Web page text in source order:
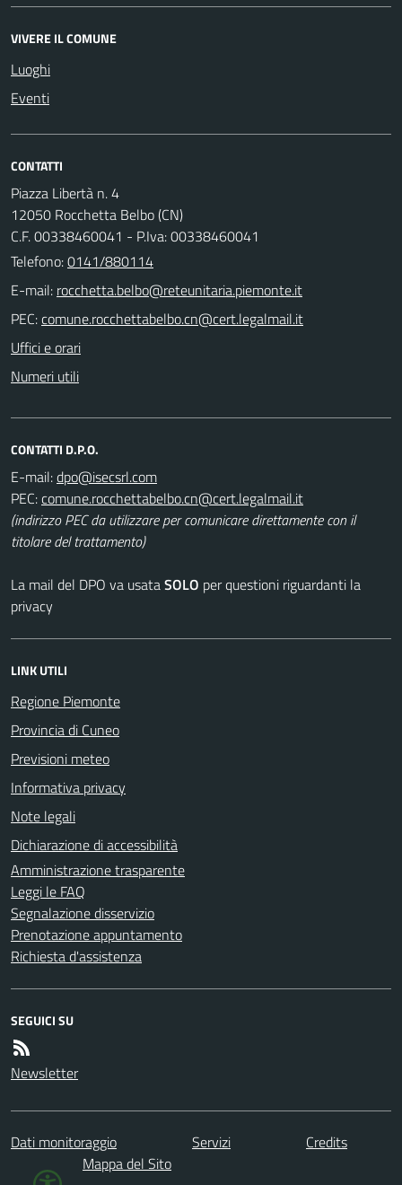
VIVERE IL COMUNE
Luoghi
Eventi
CONTATTI
Piazza Libertà n. 4
12050 Rocchetta Belbo (CN)
C.F. 00338460041 - P.Iva: 00338460041
Telefono:0141/880114
E-mail:
PEC:
Uffici e orari
Numeri utili
CONTATTI D.P.O.
E-mail:
PEC:
(indirizzo PEC da utilizzare per comunicare direttamente con il
titolare del trattamento)
La mail del DPO va usataSOLO per questioni riguardanti la
privacy
LINK UTILI
Regione Piemonte
Provincia di Cuneo
Previsioni meteo
Informativa privacy
Note legali
Dichiarazione di accessibilità
Amministrazione trasparente
Leggi le FAQ
Segnalazione disservizio
Prenotazione appuntamento
Richiesta d'assistenza
SEGUICI SU
Newsletter
Dati monitoraggio Servizi
Credits
Mappa del Sito